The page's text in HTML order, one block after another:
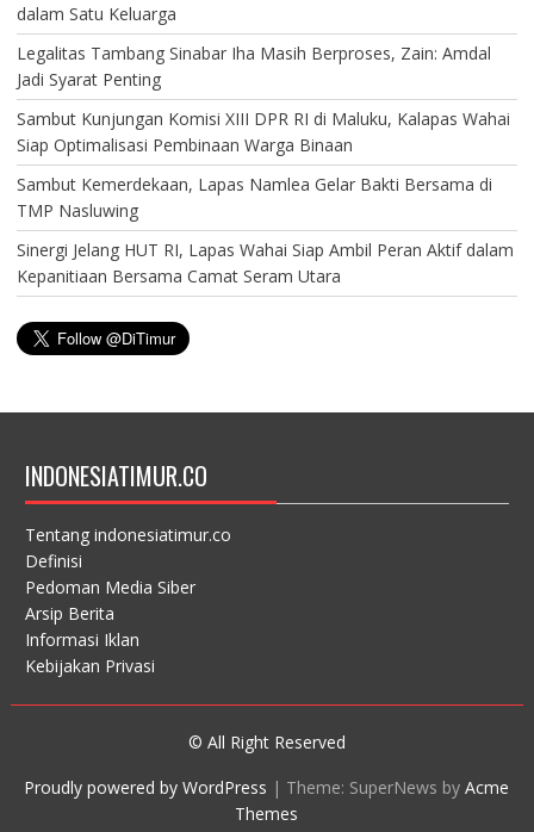
dalam Satu Keluarga
Legalitas Tambang Sinabar Iha Masih Berproses, Zain: Amdal
Jadi Syarat Penting
Sambut Kunjungan Komisi XIII DPR RI di Maluku, Kalapas Wahai
Siap Optimalisasi Pembinaan Warga Binaan
Sambut Kemerdekaan, Lapas Namlea Gelar Bakti Bersama di
TMP Nasluwing
Sinergi Jelang HUT RI, Lapas Wahai Siap Ambil Peran Aktif dalam
Kepanitiaan Bersama Camat Seram Utara
INDONESIATIMUR.CO
Tentang indonesiatimur.co
Definisi
Pedoman Media Siber
Arsip Berita
Informasi Iklan
Kebijakan Privasi
© All Right Reserved
Proudly powered by WordPress | Theme: SuperNews byAcme
Themes